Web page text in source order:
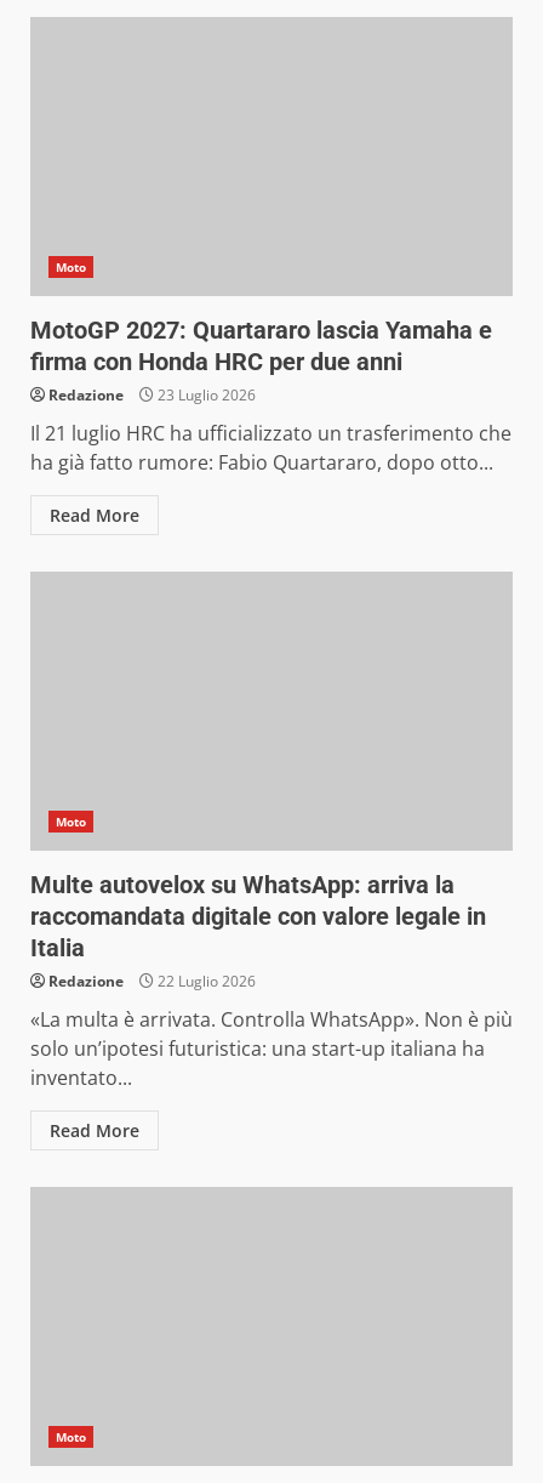
Moto
MotoGP 2027: Quartararo lascia Yamaha e
firma con Honda HRC per due anni
Redazione 23 Luglio 2026
Il 21 luglio HRC ha ufficializzato un trasferimento che
ha già fatto rumore: Fabio Quartararo, dopo otto...
Read More
Moto
Multe autovelox su WhatsApp: arriva la
raccomandata digitale con valore legale in
Italia
Redazione 22 Luglio 2026
«La multa è arrivata. Controlla WhatsApp». Non è più
solo un’ipotesi futuristica: una start-up italiana ha
inventato...
Read More
Moto